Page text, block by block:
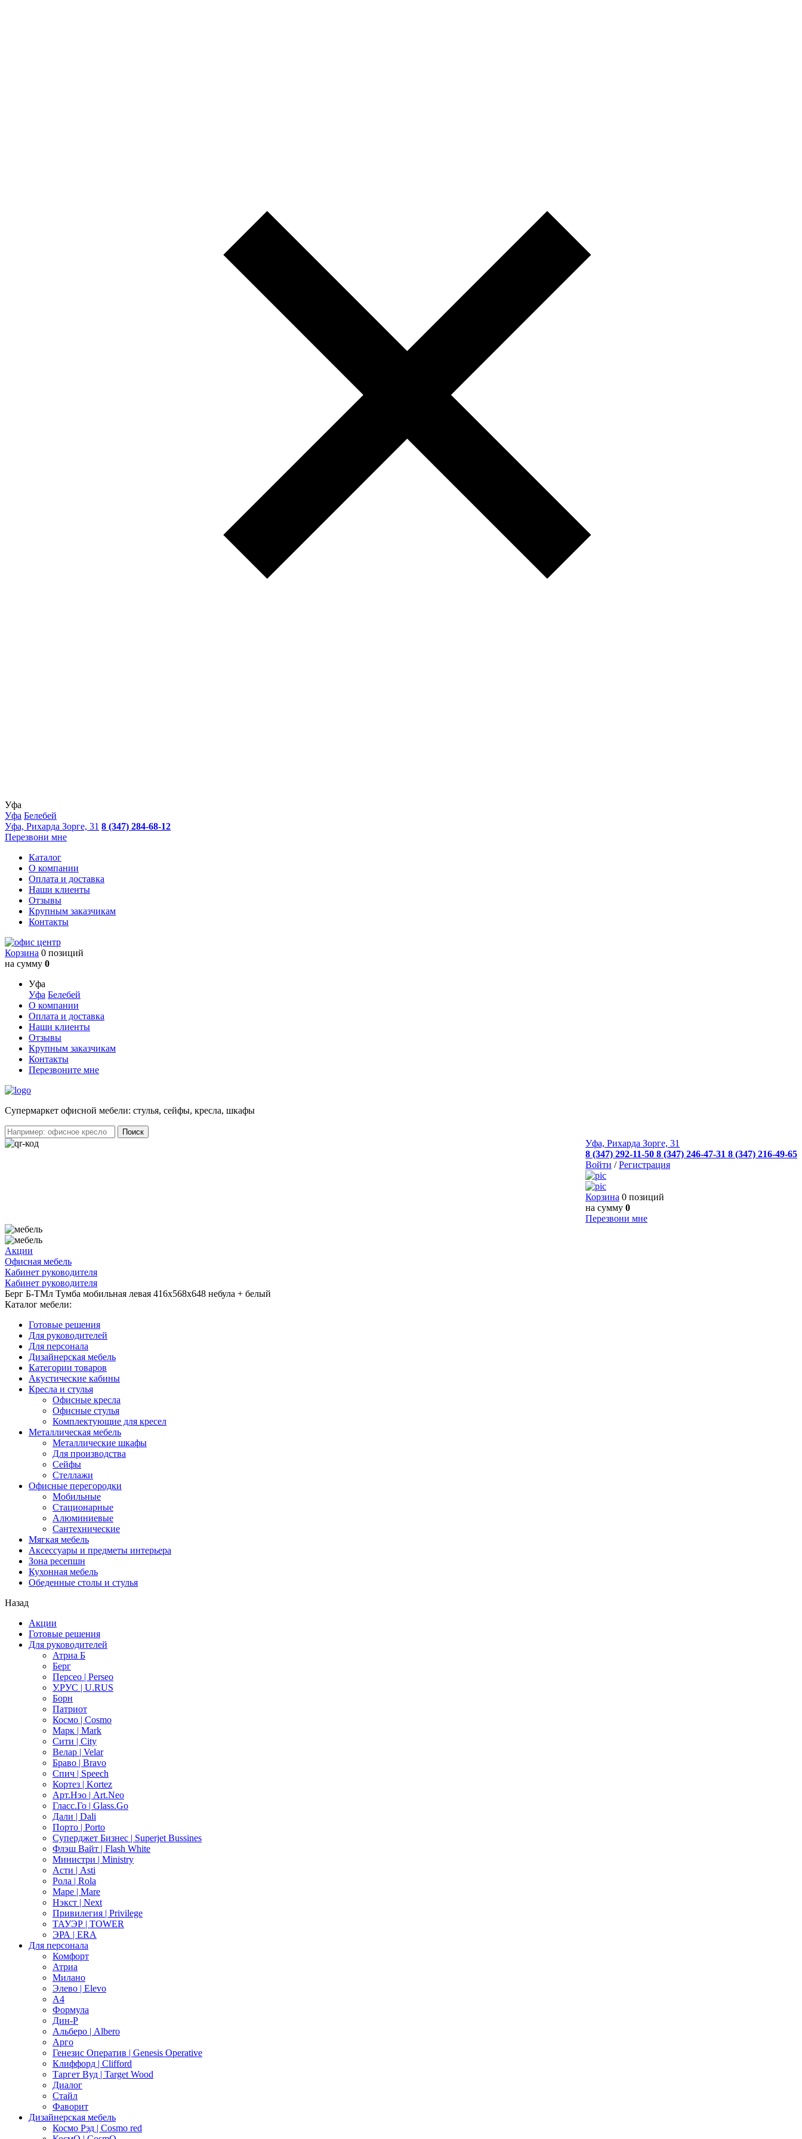
Уфа
Уфа Белебей
Уфа, Рихарда Зорге, 31 8 (347) 284-68-12
Перезвони мне
Каталог
О компании
Оплата и доставка
Наши клиенты
Отзывы
Крупным заказчикам
Контакты
Корзина 0 позиций
на сумму 0
Уфа
Уфа Белебей
О компании
Оплата и доставка
Наши клиенты
Отзывы
Крупным заказчикам
Контакты
Перезвоните мне
Cупермаркет офисной мебели: стулья, сейфы, кресла, шкафы
Уфа, Рихарда Зорге, 31
8 (347) 292-11-50 8 (347) 246-47-31 8 (347) 216-49-65
Войти /Регистрация
Корзина 0 позиций
на сумму 0
Перезвони мне
Акции
Офисная мебель
Кабинет руководителя
Кабинет руководителя
Берг Б-ТМл Тумба мобильная левая 416х568х648 небула + белый
Каталог мебели:
Готовые решения
Для руководителей
Для персонала
Дизайнерская мебель
Категории товаров
Акустические кабины
Кресла и стулья
Офисные кресла
Офисные стулья
Комплектующие для кресел
Металлическая мебель
Металлические шкафы
Для производства
Сейфы
Стеллажи
Офисные перегородки
Мобильные
Стационарные
Алюминиевые
Сантехнические
Мягкая мебель
Аксессуары и предметы интерьера
Зона ресепшн
Кухонная мебель
Обеденные столы и стулья
Назад
Акции
Готовые решения
Для руководителей
Атриа Б
Берг
Персео | Perseo
У.РУС | U.RUS
Борн
Патриот
Космо | Cosmo
Марк | Mark
Сити | City
Велар | Velar
Браво | Bravo
Спич | Speech
Кортез | Kortez
Арт.Нэо | Art.Neo
Гласс.Го | Glass.Go
Дали | Dali
Порто | Porto
Суперджет Бизнес | Superjet Bussines
Флэш Вайт | Flash White
Министри | Ministry
Асти | Asti
Рола | Rola
Маре | Mare
Нэкст | Next
Привилегия | Privilege
ТАУЭР | TOWER
ЭРА | ERA
Для персонала
Комфорт
Атриа
Милано
Элево | Elevo
А4
Формула
Дин-Р
Альберо | Albero
Арго
Генезис Оператив | Genesis Operative
Клиффорд | Clifford
Таргет Вуд | Target Wood
Диалог
Стайл
Фаворит
Дизайнерская мебель
Космо Рэд | Cosmo red